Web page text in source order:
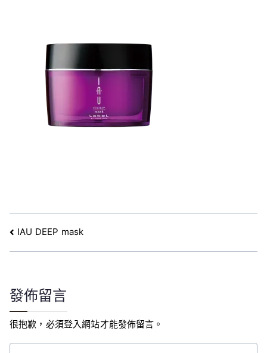
文
章
覽
IAU DEEP mask
發佈留言
很抱歉，必須登入網站才能發佈留言。